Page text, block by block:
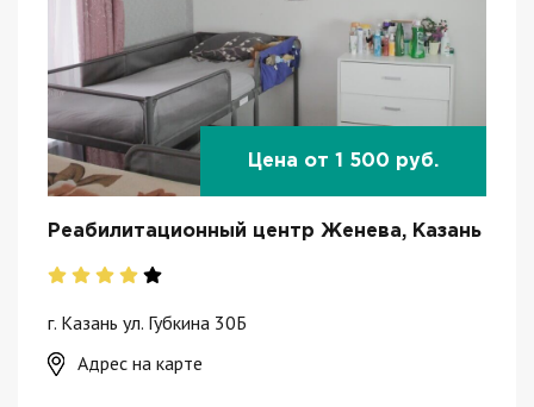
Цена от 1 500 руб.
Реабилитационный центр Женева, Казань
г. Казань ул. Губкина 30Б
Адрес на карте